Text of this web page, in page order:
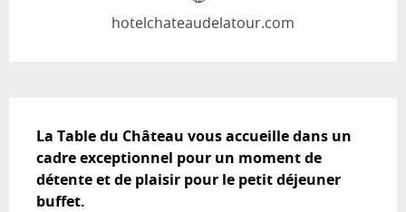
hotelchateaudelatour.com
La Table du Château vous accueille dans un
cadre exceptionnel pour un moment de
détente et de plaisir pour le petit déjeuner
buffet.